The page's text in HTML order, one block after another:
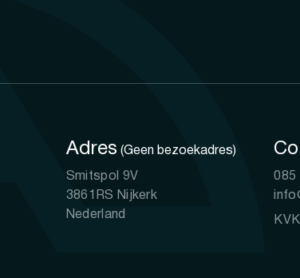
Adres (Geen bezoekadres)
Smitspol 9V
3861RS Nijkerk
Nederland
085